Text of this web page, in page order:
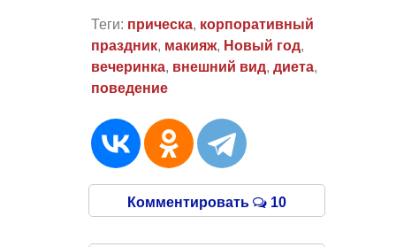
Теги: прическа, корпоративный
праздник, макияж, Новый год,
вечеринка, внешний вид, диета,
поведение
Комментировать 10